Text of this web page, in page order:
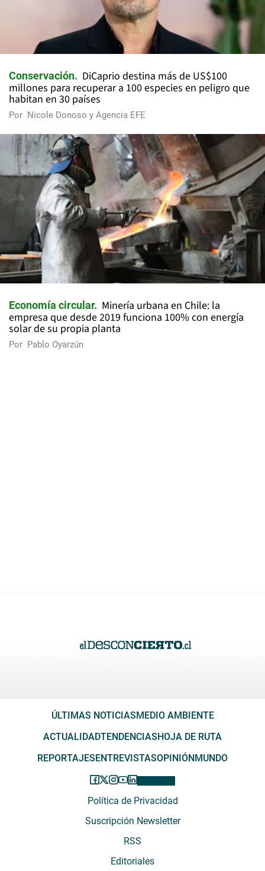
Conservación
DiCaprio destina más de US$100
millones para recuperar a 100 especies en peligro que
habitan en 30 países
Por Nicole Donoso y Agencia EFE
Economía circular
Minería urbana en Chile: la
empresa que desde 2019 funciona 100% con energía
solar de su propia planta
Por Pablo Oyarzún
ÚLTIMAS NOTICIAS MEDIO AMBIENTE
ACTUALIDADTENDENCIAS HOJA DE RUTA
REPORTAJES ENTREVISTASOPINIÓN MUNDO
Política de Privacidad
Suscripción Newsletter
RSS
Editoriales